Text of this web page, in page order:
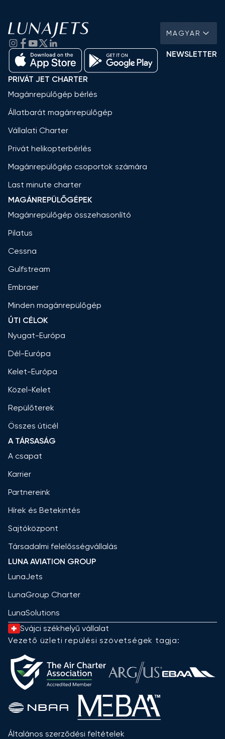
MAGYAR
NEWSLETTER
PRIVÁT JET CHARTER
Magánrepülőgép bérlés
Állatbarát magánrepülőgép
Vállalati Charter
Privát helikopterbérlés
Magánrepülőgép csoportok számára
Last minute charter
MAGÁNREPÜLŐGÉPEK
Magánrepülőgép összehasonlító
Pilatus
Cessna
Gulfstream
Embraer
Minden magánrepülőgép
ÚTI CÉLOK
Nyugat-Európa
Dél-Európa
Kelet-Európa
Közel-Kelet
Repülőterek
Összes úticél
A TÁRSASÁG
A csapat
Karrier
Partnereink
Hírek és Betekintés
Sajtóközpont
Társadalmi felelősségvállalás
LUNA AVIATION GROUP
LunaJets
LunaGroup Charter
LunaSolutions
Svájci székhelyű vállalat
Vezető üzleti repülési szövetségek tagja:
Általános szerződési feltételek